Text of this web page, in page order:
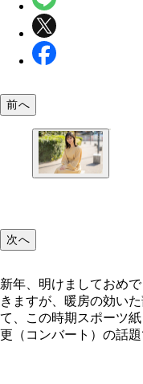
前へ
次へ
新年、明けましておめ
きますが、暖房の効い
て、この時期スポーツ
更（コンバート）の話